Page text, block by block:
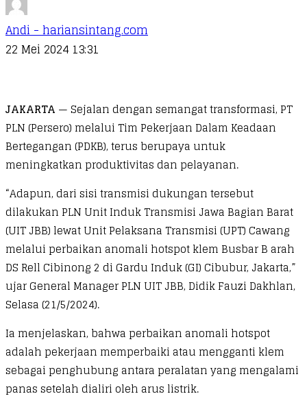
Andi - hariansintang.com
22 Mei 2024 13:31
JAKARTA — Sejalan dengan semangat transformasi, PT
PLN (Persero) melalui Tim Pekerjaan Dalam Keadaan
Bertegangan (PDKB), terus berupaya untuk
meningkatkan produktivitas dan pelayanan.
“Adapun, dari sisi transmisi dukungan tersebut
dilakukan PLN Unit Induk Transmisi Jawa Bagian Barat
(UIT JBB) lewat Unit Pelaksana Transmisi (UPT) Cawang
melalui perbaikan anomali hotspot klem Busbar B arah
DS Rell Cibinong 2 di Gardu Induk (GI) Cibubur, Jakarta,”
ujar General Manager PLN UIT JBB, Didik Fauzi Dakhlan,
Selasa (21/5/2024).
Ia menjelaskan, bahwa perbaikan anomali hotspot
adalah pekerjaan memperbaiki atau mengganti klem
sebagai penghubung antara peralatan yang mengalami
panas setelah dialiri oleh arus listrik.